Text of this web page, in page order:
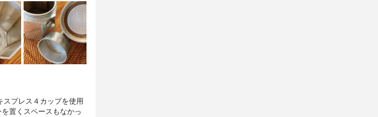
スプレス４カップを使用
置くスペースもなかっ